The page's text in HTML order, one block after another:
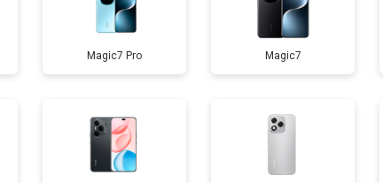
от 60 мин
от 60 мин
от 60 мин
Magic7 Pro Magic7